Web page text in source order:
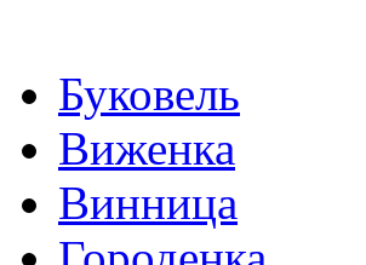
Буковель
Виженка
Винница